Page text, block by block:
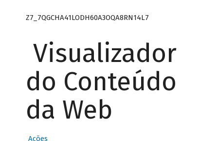
Z7_7QGCHA41LODH60A3OQA8RN14L7
Visualizador
do Conteúdo
da Web
Ações